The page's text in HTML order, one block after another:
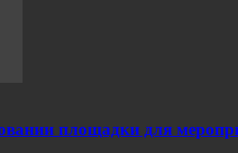
площадки для